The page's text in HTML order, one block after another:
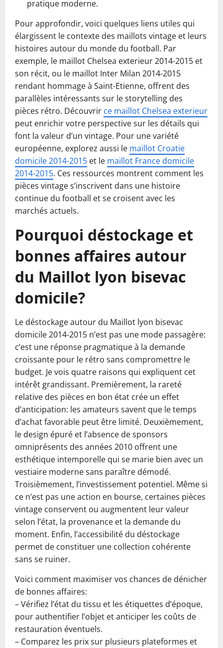
pratique moderne.
Pour approfondir, voici quelques liens utiles qui
élargissent le contexte des maillots vintage et leurs
histoires autour du monde du football. Par
exemple, le maillot Chelsea exterieur 2014-2015 et
son récit, ou le maillot Inter Milan 2014-2015
rendant hommage à Saint-Etienne, offrent des
parallèles intéressants sur le storytelling des
pièces rétro. Découvrir ce maillot Chelsea exterieur
peut enrichir votre perspective sur les détails qui
font la valeur d’un vintage. Pour une variété
européenne, explorez aussi le maillot Croatie
domicile 2014-2015 et le maillot France domicile
2014-2015. Ces ressources montrent comment les
pièces vintage s’inscrivent dans une histoire
continue du football et se croisent avec les
marchés actuels.
Pourquoi déstockage et
bonnes affaires autour
du Maillot lyon bisevac
domicile?
Le déstockage autour du Maillot lyon bisevac
domicile 2014-2015 n’est pas une mode passagère:
c’est une réponse pragmatique à la demande
croissante pour le rétro sans compromettre le
budget. Je vois quatre raisons qui expliquent cet
intérêt grandissant. Premièrement, la rareté
relative des pièces en bon état crée un effet
d’anticipation: les amateurs savent que le temps
d’achat favorable peut être limité. Deuxièmement,
le design épuré et l’absence de sponsors
omniprésents des années 2010 offrent une
esthétique intemporelle qui se marie bien avec un
vestiaire moderne sans paraître démodé.
Troisièmement, l’investissement potentiel. Même si
ce n’est pas une action en bourse, certaines pièces
vintage conservent ou augmentent leur valeur
selon l’état, la provenance et la demande du
moment. Enfin, l’accessibilité du déstockage
permet de constituer une collection cohérente
sans se ruiner.
Voici comment maximiser vos chances de dénicher
de bonnes affaires:
– Vérifiez l’état du tissu et les étiquettes d’époque,
pour authentifier l’objet et anticiper les coûts de
restauration éventuels.
– Comparez les prix sur plusieurs plateformes et